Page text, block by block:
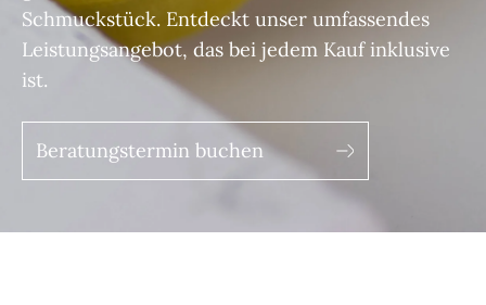
Schmuckstück. Entdeckt unser umfassendes
Leistungsangebot, das bei jedem Kauf inklusive
ist.
Beratungstermin buchen